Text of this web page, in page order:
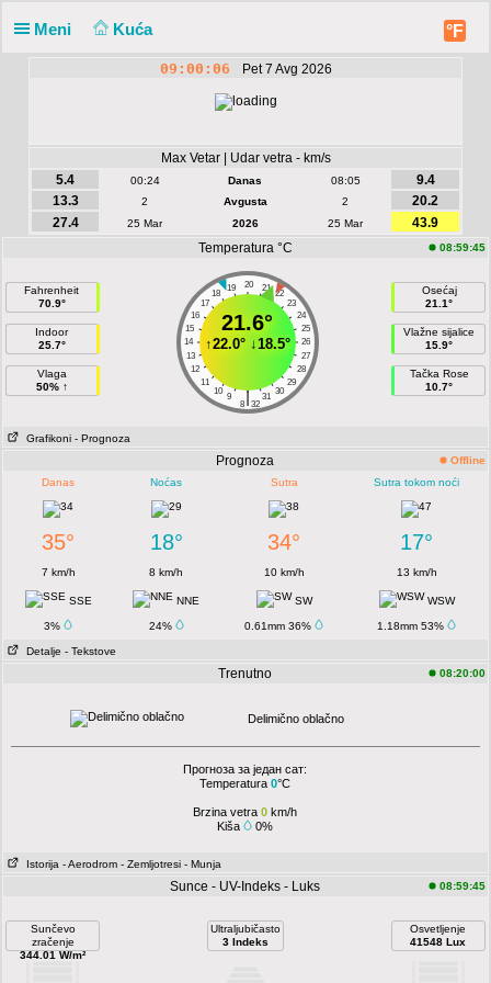
Meni Kuća °F
09:00:06 Pet 7 Avg 2026
Max Vetar | Udar vetra - km/s
5.4
00:24 Danas 08:05
9.4
13.3
2 Avgusta 2
20.2
27.4
25 Mar 2026 25 Mar
43.9
Temperatura °C
08:59:45
Fahrenheit
70.9°
Indoor
25.7°
Vlaga
50% ↑
20
19 21
18
22
17
23
16
24
15
25
14
26
13
27
12
28
11
29
10
30
9 31
|
8 32
21.6°
↑22.0°↓18.5°
Osećaj
21.1°
Vlažne sijalice
15.9°
Tačka Rose
10.7°
Grafikoni - Prognoza
Prognoza
Offline
Danas
Noćas Sutra Sutra tokom noći
35° 18° 34° 17°
7 km/h 8 km/h 10 km/h 13 km/h
SSE NNE SW WSW
3% 24% 0.61mm 36% 1.18mm 53%
Detalje - Tekstove
Trenutno 08:20:00
Delimično oblačno
Прогноза за један сат:
Temperatura0°C
Brzina vetra 0 km/h
Kiša
0%
Istorija - Aerodrom - Zemljotresi - Munja
Sunce - UV-Indeks - Luks 08:59:45
Sunčevo
zračenje
344.01 W/m²
Ultraljubičasto
3 Indeks
Osvetljenje
41548 Lux